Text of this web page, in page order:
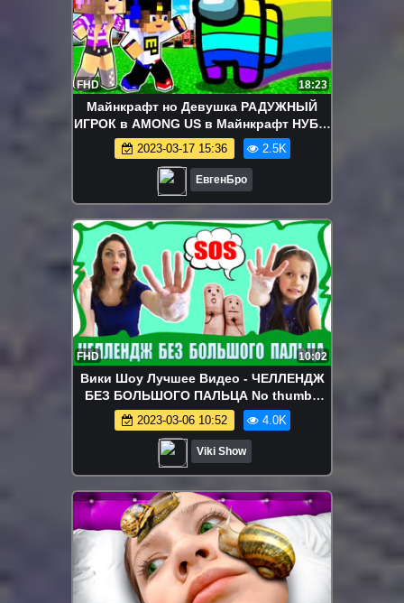
FHD 18:23
Майнкрафт но Девушка РАДУЖНЫЙ
ИГРОК в AMONG US в Майнкрафт НУБ И
ПРО ВИДЕО ТРОЛЛИНГ MINECRAFT
2023-03-17 15:36 2.5K
ЕвгенБро
FHD 10:02
Вики Шоу Лучшее Видео - ЧЕЛЛЕНДЖ
БЕЗ БОЛЬШОГО ПАЛЬЦА No thumbs
challenge / Вики Шоу
2023-03-06 10:52 4.0K
Viki Show